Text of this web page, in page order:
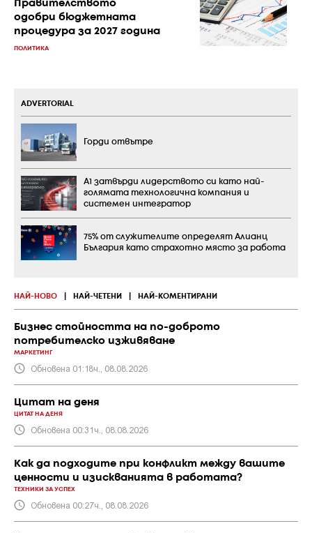
Правителството
одобри бюджетната
процедура за 2027 година
ПОЛИТИКА
НАЙ-НОВО НАЙ-ЧЕТЕНИ НАЙ-КОМЕНТИРАНИ
Бизнес стойността на по-доброто
потребителско изживяване
МАРКЕТИНГ
Обновена 01:18ч., 08.08.2026
Цитат на деня
ЦИТАТ НА ДЕНЯ
Обновена 00:31ч., 08.08.2026
Как да подходите при конфликт между вашите
ценности и изискванията в работата?
ТЕХНИКИ ЗА УСПЕХ
Обновена 00:27ч., 08.08.2026
ADVERTORIAL
Горди отвътре
А1 затвърди лидерството си като най-
голямата технологична компания и
системен интегратор
75% от служителите определят Алианц
България като страхотно място за работа